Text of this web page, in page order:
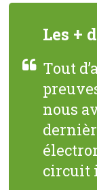
Les +
Tout
nous
circuit